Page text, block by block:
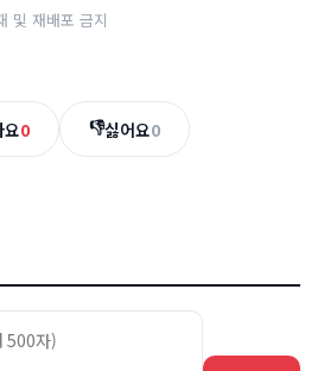
및 재배포 금지
0 👎싫어요0